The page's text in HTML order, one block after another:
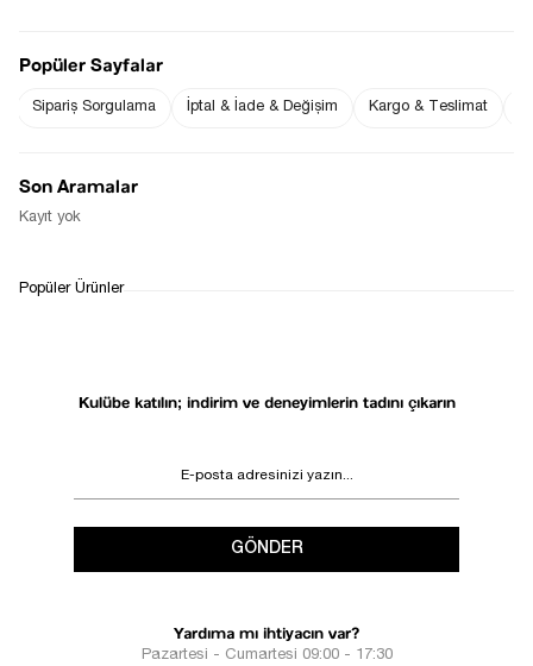
İADE&DEĞİŞİM
Kulübe katılın; indirim ve deneyimlerin tadını çıkarın
GÖNDER
Yardıma mı ihtiyacın var?
Pazartesi - Cumartesi 09:00 - 17:30
Popüler Sayfalar
Sipariş Sorgulama İptal & İade & Değişim Kargo & Teslimat
Son Aramalar
Kayıt yok
Popüler Ürünler